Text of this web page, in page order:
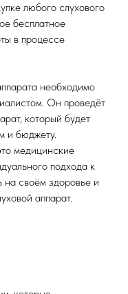
любого слухового
бесплатное
в процессе
необходимо
Он проведёт
который будет
и бюджету.
медицинские
подхода к
на своём здоровье и
аппарат.